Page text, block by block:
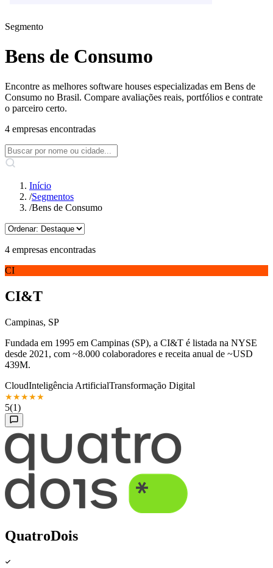
Segmento
Bens de Consumo
Encontre as melhores software houses especializadas em Bens de
Consumo no Brasil. Compare avaliações reais, portfólios e contrate
o parceiro certo.
4 empresas encontradas
Início
/Segmentos
/Bens de Consumo
4 empresas encontradas
CI
CI&T
Campinas, SP
Fundada em 1995 em Campinas (SP), a CI&T é listada na NYSE
desde 2021, com ~8.000 colaboradores e receita anual de ~USD
439M.
CloudInteligência ArtificialTransformação Digital
★★★★★
5(1)
QuatroDois